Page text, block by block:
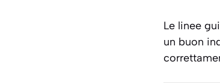
Le linee
un buon